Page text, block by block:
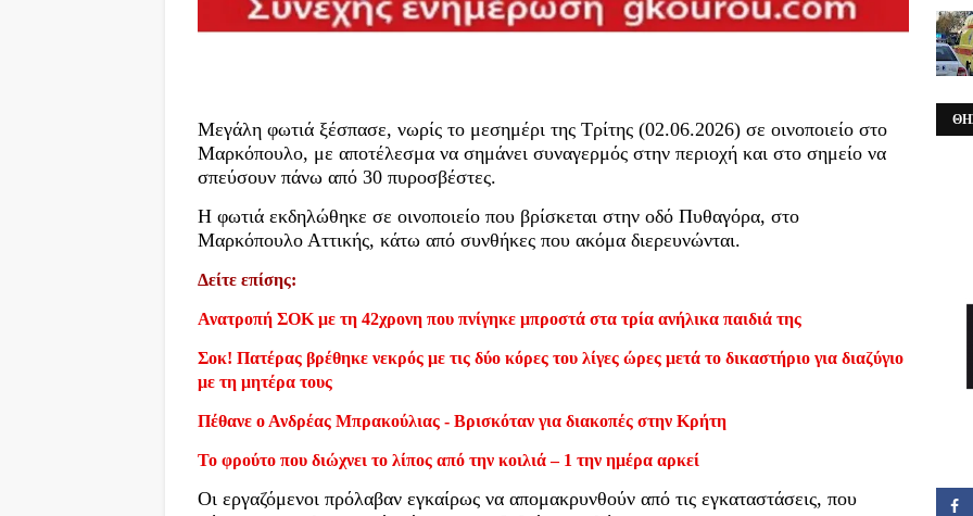
Μεγάλη φωτιά ξέσπασε, νωρίς το μεσημέρι της Τρίτης (02.06.2026) σε οινοποιείο στο
Μαρκόπουλο, με αποτέλεσμα να σημάνει συναγερμός στην περιοχή και στο σημείο να
σπεύσουν πάνω από 30 πυροσβέστες.
Η φωτιά εκδηλώθηκε σε οινοποιείο που βρίσκεται στην οδό Πυθαγόρα, στο
Μαρκόπουλο Αττικής, κάτω από συνθήκες που ακόμα διερευνώνται.
Δείτε επίσης:
Ανατροπή ΣΟΚ με τη 42χρονη που πνίγηκε μπροστά στα τρία ανήλικα παιδιά της
Σοκ! Πατέρας βρέθηκε νεκρός με τις δύο κόρες του λίγες ώρες μετά το δικαστήριο για διαζύγιο
με τη μητέρα τους
Πέθανε ο Ανδρέας Μπρακούλιας - Βρισκόταν για διακοπές στην Κρήτη
Το φρούτο που διώχνει το λίπος από την κοιλιά – 1 την ημέρα αρκεί
Οι εργαζόμενοι πρόλαβαν εγκαίρως να απομακρυνθούν από τις εγκαταστάσεις, που